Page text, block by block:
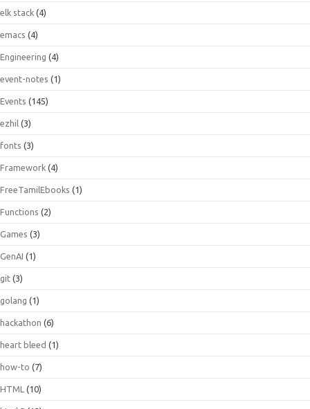
elk stack (4)
emacs (4)
Engineering (4)
event-notes (1)
Events (145)
ezhil (3)
fonts (3)
Framework (4)
FreeTamilEbooks (1)
Functions (2)
Games (3)
GenAI (1)
git (3)
golang (1)
hackathon (6)
heart bleed (1)
how-to (7)
HTML (10)